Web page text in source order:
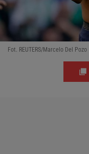
Fot. REUTERS/Marcelo Del Pozo